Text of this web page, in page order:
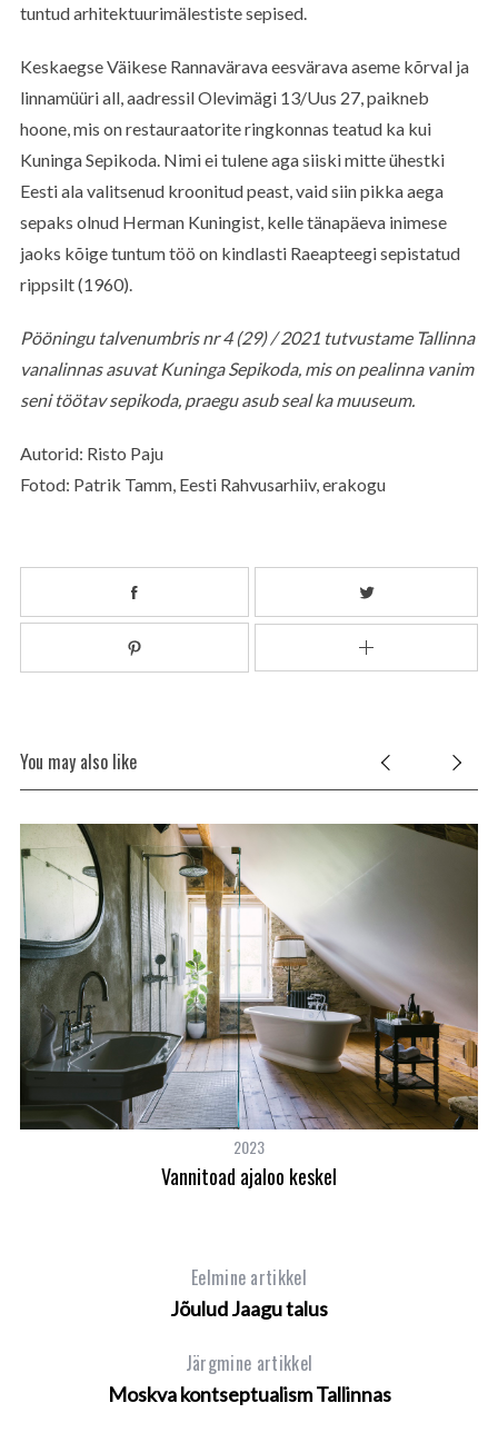
tuntud arhitektuurimälestiste sepised.
Keskaegse Väikese Rannavärava eesvärava aseme kõrval ja
linnamüüri all, aadressil Olevimägi 13/Uus 27, paikneb
hoone, mis on restauraatorite ringkonnas teatud ka kui
Kuninga Sepikoda. Nimi ei tulene aga siiski mitte ühestki
Eesti ala valitsenud kroonitud peast, vaid siin pikka aega
sepaks olnud Herman Kuningist, kelle tänapäeva inimese
jaoks kõige tuntum töö on kindlasti Raeapteegi sepistatud
rippsilt (1960).
Pööningu talvenumbris nr 4 (29) / 2021 tutvustame Tallinna
vanalinnas asuvat Kuninga Sepikoda, mis on pealinna vanim
seni töötav sepikoda, praegu asub seal ka muuseum.
Autorid: Risto Paju
Fotod: Patrik Tamm, Eesti Rahvusarhiiv, erakogu
You may also like
2023
Vannitoad ajaloo keskel
Eelmine artikkel
Jõulud Jaagu talus
Järgmine artikkel
Moskva kontseptualism Tallinnas
S
e
a
h
f
o
: